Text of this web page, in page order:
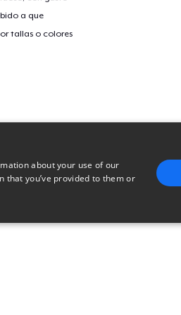
a que
tallas o colores
about your use of our
you’ve provided to them or